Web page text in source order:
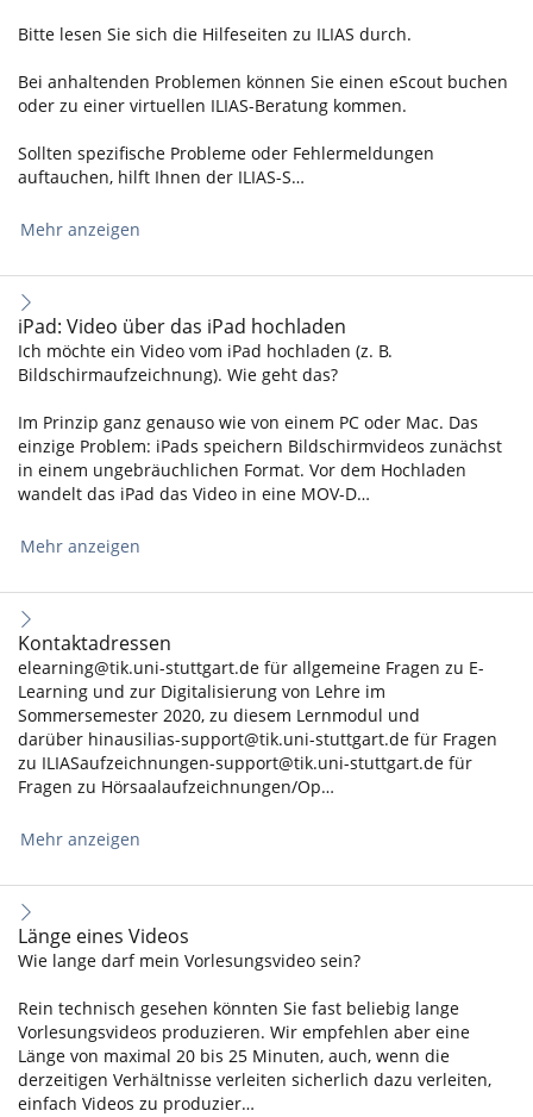
Bitte lesen Sie sich die Hilfeseiten zu ILIAS durch.
Bei anhaltenden Problemen können Sie einen eScout buchen
oder zu einer virtuellen ILIAS-Beratung kommen.
Sollten spezifische Probleme oder Fehlermeldungen
auftauchen, hilft Ihnen der ILIAS-S…
Mehr anzeigen
iPad: Video über das iPad hochladen
Ich möchte ein Video vom iPad hochladen (z. B.
Bildschirmaufzeichnung). Wie geht das?
Im Prinzip ganz genauso wie von einem PC oder Mac. Das
einzige Problem: iPads speichern Bildschirmvideos zunächst
in einem ungebräuchlichen Format. Vor dem Hochladen
wandelt das iPad das Video in eine MOV-D…
Mehr anzeigen
Kontaktadressen
elearning@tik.uni-stuttgart.de für allgemeine Fragen zu E-
Learning und zur Digitalisierung von Lehre im
Sommersemester 2020, zu diesem Lernmodul und
darüber hinausilias-support@tik.uni-stuttgart.de für Fragen
zu ILIASaufzeichnungen-support@tik.uni-stuttgart.de für
Fragen zu Hörsaalaufzeichnungen/Op…
Mehr anzeigen
Länge eines Videos
Wie lange darf mein Vorlesungsvideo sein?
Rein technisch gesehen könnten Sie fast beliebig lange
Vorlesungsvideos produzieren. Wir empfehlen aber eine
Länge von maximal 20 bis 25 Minuten, auch, wenn die
derzeitigen Verhältnisse verleiten sicherlich dazu verleiten,
einfach Videos zu produzier…